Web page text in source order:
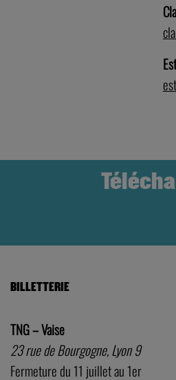
BILLETTERIE
TNG – Vaise
23 rue de Bourgogne, Lyon 9
Fermeture du 11 juillet au 1er